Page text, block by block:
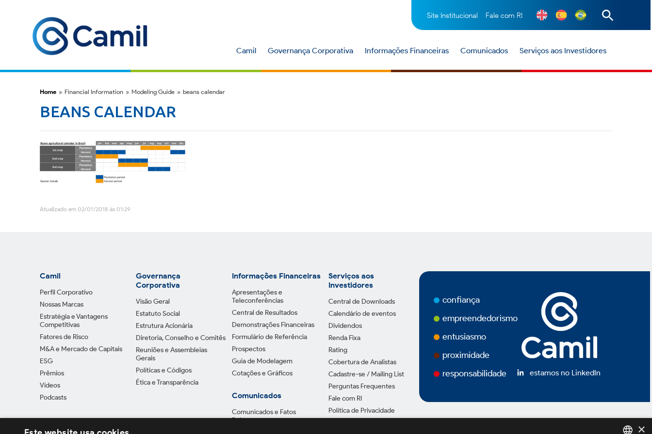
Site Institucional Fale com RI
Camil Governança Corporativa Informações Financeiras Comunicados Serviços aos Investidores
Home » Financial Information » Modeling Guide » beans calendar
BEANS CALENDAR
Atualizado em 02/01/2018 às 01:29
Camil
Perfil Corporativo
Nossas Marcas
Estratégia e Vantagens
Competitivas
Fatores de Risco
M&A e Mercado de Capitais
ESG
Prêmios
Vídeos
Podcasts
Governança
Corporativa
Visão Geral
Estatuto Social
Estrutura Acionária
Diretoria, Conselho e Comitês
Reuniões e Assembleias
Gerais
Políticas e Códigos
Ética e Transparência
Informações Financeiras
Apresentações e
Teleconferências
Central de Resultados
Demonstrações Financeiras
Formulário de Referência
Prospectos
Guia de Modelagem
Cotações e Gráficos
Comunicados
Comunicados e Fatos
Relevantes
Serviços aos
Investidores
Central de Downloads
Calendário de eventos
Dividendos
Renda Fixa
Rating
Cobertura de Analistas
Cadastre-se / Mailing List
Perguntas Frequentes
Fale com RI
Política de Privacidade
confiança
empreendedorismo
entusiasmo
proximidade
responsabilidade
estamos no LinkedIn
×